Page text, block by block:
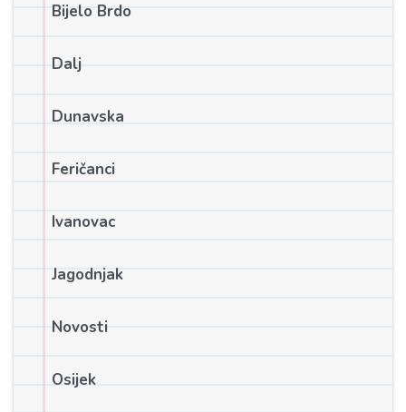
Bijelo Brdo
Dalj
Dunavska
Feričanci
Ivanovac
Jagodnjak
Novosti
Osijek